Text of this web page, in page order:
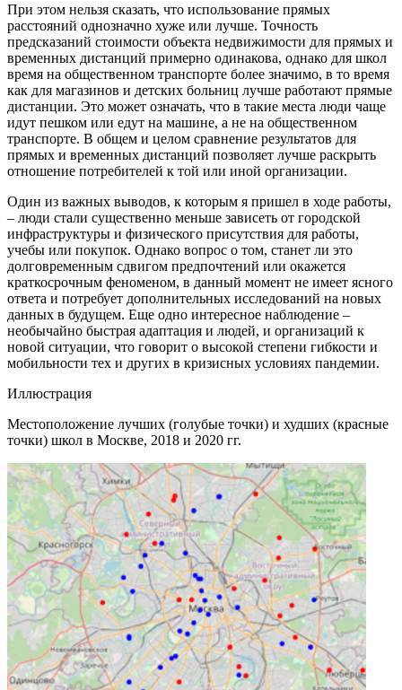
При этом нельзя сказать, что использование прямых
расстояний однозначно хуже или лучше. Точность
предсказаний стоимости объекта недвижимости для прямых и
временных дистанций примерно одинакова, однако для школ
время на общественном транспорте более значимо, в то время
как для магазинов и детских больниц лучше работают прямые
дистанции. Это может означать, что в такие места люди чаще
идут пешком или едут на машине, а не на общественном
транспорте. В общем и целом сравнение результатов для
прямых и временных дистанций позволяет лучше раскрыть
отношение потребителей к той или иной организации.
Один из важных выводов, к которым я пришел в ходе работы,
– люди стали существенно меньше зависеть от городской
инфраструктуры и физического присутствия для работы,
учебы или покупок. Однако вопрос о том, станет ли это
долговременным сдвигом предпочтений или окажется
краткосрочным феноменом, в данный момент не имеет ясного
ответа и потребует дополнительных исследований на новых
данных в будущем. Еще одно интересное наблюдение –
необычайно быстрая адаптация и людей, и организаций к
новой ситуации, что говорит о высокой степени гибкости и
мобильности тех и других в кризисных условиях пандемии.
Иллюстрация
Местоположение лучших (голубые точки) и худших (красные
точки) школ в Москве, 2018 и 2020 гг.